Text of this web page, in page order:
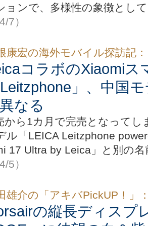
ョンで、多様性の象徴とし
7）
康宏の海外モバイル探訪記：
コラボのXiaomiス
Leitzphone」、中国
なる
から1カ月で完売となって
ル「LEICA Leitzphone
17 Ultra by Leica」と別の
5）
雄介の「アキバPickUP！」
の縦長ディスプ